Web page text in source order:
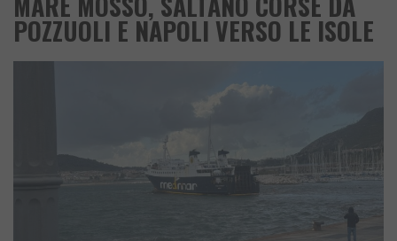
POZZUOLI E NAPOLI VERSO LE ISOLE